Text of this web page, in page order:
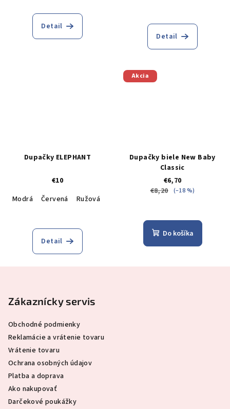
Detail
Detail
Dupačky ELEPHANT
€10
Modrá
Červená Ružová
Detail
Akcia
Dupačky biele New Baby
Classic
€6,70
€8,20
(–18 %)
Do košíka
Zákaznícky servis
Obchodné podmienky
Reklamácie a vrátenie tovaru
Vrátenie tovaru
Ochrana osobných údajov
Platba a doprava
Ako nakupovať
Darčekové poukážky